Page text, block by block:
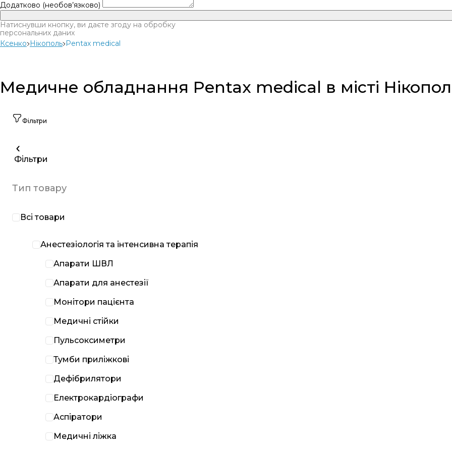
Додатково (необов’язково)
Натиснувши кнопку, ви даєте згоду на обробку
персональних даних
Ксенко Нікополь Pentax medical
Медичне обладнання Pentax medical в місті
Фільтри
Фільтри
Тип товару
Всі товари
Анестезіологія та інтенсивна терапія
Апарати ШВЛ
Апарати для анестезії
Монітори пацієнта
Медичні стійки
Пульсоксиметри
Тумби приліжкові
Дефібрилятори
Електрокардіографи
Аспіратори
Медичні ліжка